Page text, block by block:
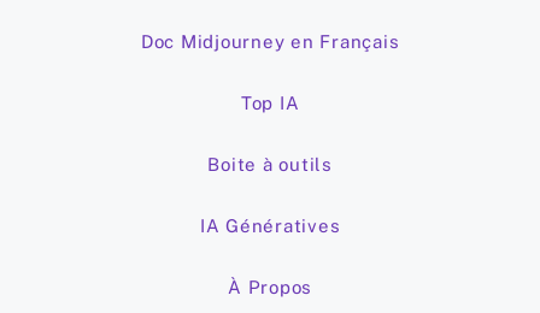
Doc Midjourney en Français
Top IA
Boite à outils
IA Génératives
À Propos